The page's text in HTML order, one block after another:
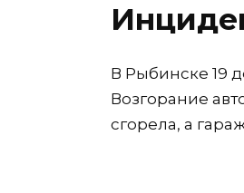
В Рыбинске 19
Возгорание
сгорела, а